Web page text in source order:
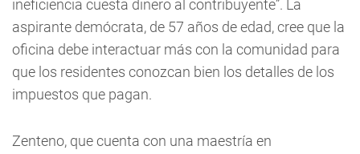
ineficiencia cuesta dinero al contribuyente”. La
aspirante demócrata, de 57 años de edad, cree que la
oficina debe interactuar más con la comunidad para
que los residentes conozcan bien los detalles de los
impuestos que pagan.
Zenteno, que cuenta con una maestría en